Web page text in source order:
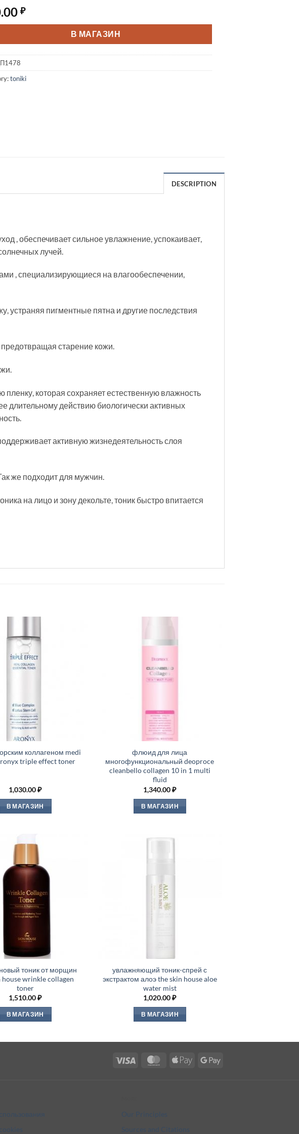
₽
В МАГАЗИН
toniki
DESCRIPTION
, обеспечивает сильное увлажнение, успокаивает,
лучей.
, специализирующиеся на влагообеспечении,
устраняя пигментные пятна и другие последствия
старение кожи.
которая сохраняет естественную влажность
длительному действию биологически активных
активную жизнедеятельность слоя
же подходит для мужчин.
на лицо и зону декольте, тоник быстро впитается
коллагеном medi
triple effect toner
1,030.00₽
В МАГАЗИН
флюид для лица
многофункциональный deoproce
cleanbello collagen 10 in 1 multi
fluid
1,340.00₽
В МАГАЗИН
тоник от морщин
house wrinkle collagen
toner
1,510.00₽
В МАГАЗИН
увлажняющий тоник-спрей с
экстрактом алоэ the skin house aloe
water mist
1,020.00₽
В МАГАЗИН
Visa MasterCardApple
Google
Our Principles
Sources and Citations